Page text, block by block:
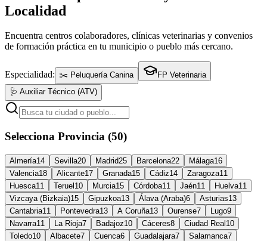
Localidad
Encuentra centros colaboradores, clínicas veterinarias y convenios
de formación práctica en tu municipio o pueblo más cercano.
Especialidad: ✂️ Peluquería Canina
FP Veterinaria
🩺 Auxiliar Técnico (ATV)
Selecciona Provincia (50)
Almería14 Sevilla20 Madrid25 Barcelona22 Málaga16
Valencia18 Alicante17 Granada15 Cádiz14 Zaragoza11
Huesca11 Teruel 10 Murcia15 Córdoba11 Jaén11 Huelva11
Vizcaya (Bizkaia)15 Gipuzkoa13 Álava (Araba)6 Asturias13
Cantabria11 Pontevedra13 A Coruña13 Ourense7 Lugo9
Navarra11 La Rioja7 Badajoz10 Cáceres8 Ciudad Real 10
Toledo10 Albacete7 Cuenca6 Guadalajara7 Salamanca7